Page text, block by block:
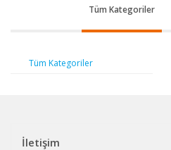
Tüm Kategoriler
Tüm Kategoriler
İletişim